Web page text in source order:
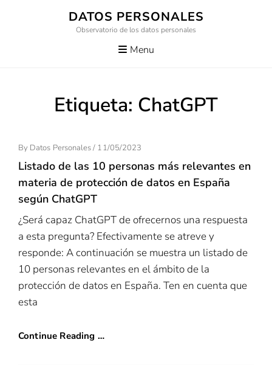
DATOS PERSONALES
Observatorio de los datos personales
Menu
Etiqueta: ChatGPT
By Datos Personales/ Posted
On
11/05/2023
Listado de las 10 personas más relevantes en
materia de protección de datos en España
según ChatGPT
¿Será capaz ChatGPT de ofrecernos una respuesta
a esta pregunta? Efectivamente se atreve y
responde: A continuación se muestra un listado de
10 personas relevantes en el ámbito de la
protección de datos en España. Ten en cuenta que
esta
Continue Reading …